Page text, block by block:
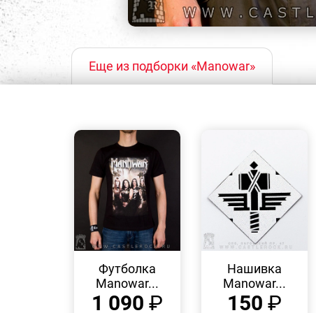
Еще из подборки «Manowar»
ПРОСМОТР
Футболка
Manowar...
1 090 ₽
ПРОСМОТР
Нашивка
Manowar...
150 ₽